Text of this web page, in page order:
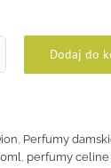
Dodaj do
, Perfumy
, perfumy celine